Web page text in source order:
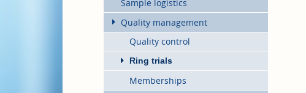
Sample logistics
Quality management
Quality control
Ring trials
Memberships